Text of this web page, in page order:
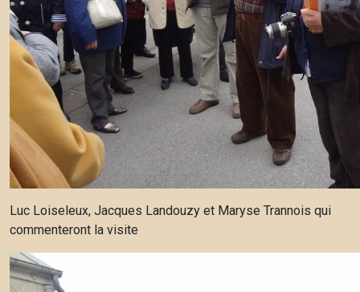
Luc Loiseleux, Jacques Landouzy et Maryse Trannois qui
commenteront la visite